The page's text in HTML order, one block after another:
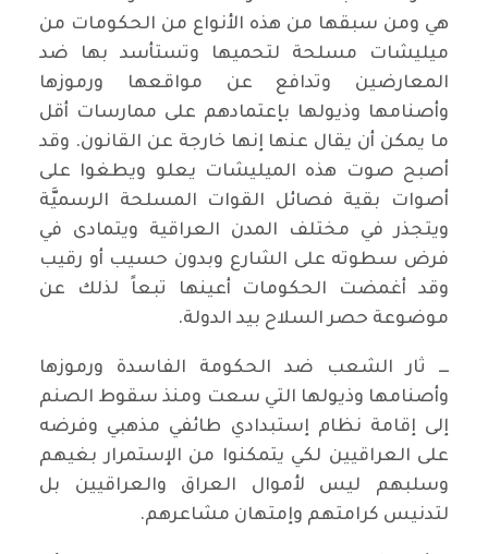
هي ومن سبقها من هذه الأنواع من الحكومات من
ميليشات مسلحة لتحميها وتستأسد بها ضد
المعارضين وتدافع عن مواقعها ورموزها
وأصنامها وذيولها بإعتمادهم على ممارسات أقل
ما يمكن أن يقال عنها إنها خارجة عن القانون. وقد
أصبح صوت هذه الميليشات يعلو ويطغوا على
أصوات بقية فصائل القوات المسلحة الرسميَّة
ويتجذر في مختلف المدن العراقية ويتمادى في
فرض سطوته على الشارع وبدون حسيب أو رقيب
وقد أغمضت الحكومات أعينها تبعاً لذلك عن
موضوعة حصر السلاح بيد الدولة.
ـــ ثار الشعب ضد الحكومة الفاسدة ورموزها
وأصنامها وذيولها التي سعت ومنذ سقوط الصنم
إلى إقامة نظام إستبدادي طائفي مذهبي وفرضه
على العراقيين لكي يتمكنوا من الإستمرار بغيهم
وسلبهم ليس لأموال العراق والعراقيين بل
لتدنيس كرامتهم وإمتهان مشاعرهم.